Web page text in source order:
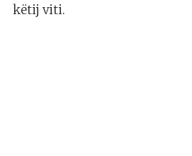
këtij viti.